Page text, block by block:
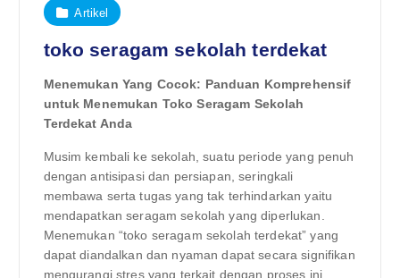
Artikel
toko seragam sekolah terdekat
Menemukan Yang Cocok: Panduan Komprehensif
untuk Menemukan Toko Seragam Sekolah
Terdekat Anda
Musim kembali ke sekolah, suatu periode yang penuh
dengan antisipasi dan persiapan, seringkali
membawa serta tugas yang tak terhindarkan yaitu
mendapatkan seragam sekolah yang diperlukan.
Menemukan “toko seragam sekolah terdekat” yang
dapat diandalkan dan nyaman dapat secara signifikan
mengurangi stres yang terkait dengan proses ini.